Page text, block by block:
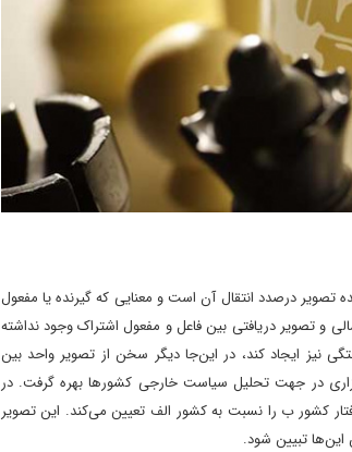
تصویر درصدد انتقال آن است و معنایی که گیرنده یا مفعول
و تصویر دریافتی بین فاعل و مفعول اشتراک وجود نداشته
نیز ایجاد کند، در این‌جا دیگر سخن از تصویر واحد بین
در جهت تحلیل سیاست خارجی کشورها بهره گرفت. در
کشور ب را نسبت به کشور الف تعیین می‌کند. این تصویر
این‌ها تبیین شود.